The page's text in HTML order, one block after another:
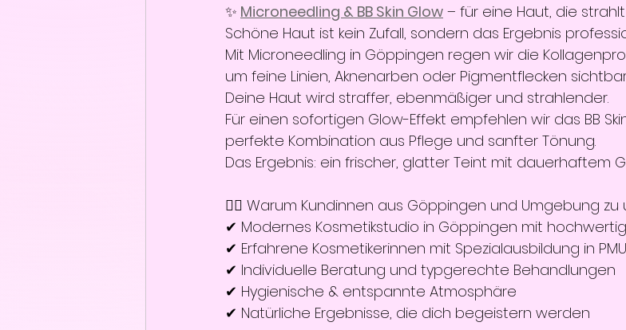
✨ Microneedling & BB Skin Glow – für eine Haut, die strahlt
Schöne Haut ist kein Zufall, sondern das Ergebnis
Mit Microneedling in Göppingen regen wir die
um feine Linien, Aknenarben oder Pigmentflecken
Deine Haut wird straffer, ebenmäßiger und strahlender.
Für einen sofortigen Glow-Effekt empfehlen wir das BB
perfekte Kombination aus Pflege und sanfter Tönung.
Das Ergebnis: ein frischer, glatter Teint mit dauerhaftem
💆‍♀️ Warum Kundinnen aus Göppingen und Umgebung zu
✔ Modernes Kosmetikstudio in Göppingen mit
✔ Erfahrene Kosmetikerinnen mit Spezialausbildung in
✔ Individuelle Beratung und typgerechte Behandlungen
✔ Hygienische & entspannte Atmosphäre
✔ Natürliche Ergebnisse, die dich begeistern werden